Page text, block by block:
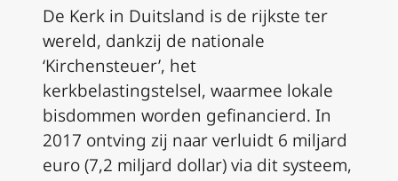
De Kerk in Duitsland is de rijkste ter
wereld, dankzij de nationale
‘Kirchensteuer’, het
kerkbelastingstelsel, waarmee lokale
bisdommen worden gefinancierd. In
2017 ontving zij naar verluidt 6 miljard
euro (7,2 miljard dollar) via dit systeem,